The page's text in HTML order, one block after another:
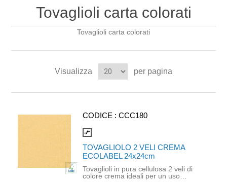
Tovaglioli carta colorati
Tovaglioli carta colorati
Visualizza per pagina
CODICE :CCC180
compare_arrows
TOVAGLIOLO 2 VELI CREMA
ECOLABEL 24x24cm
Tovaglioli in pura cellulosa 2 veli di
colore crema ideali per un uso